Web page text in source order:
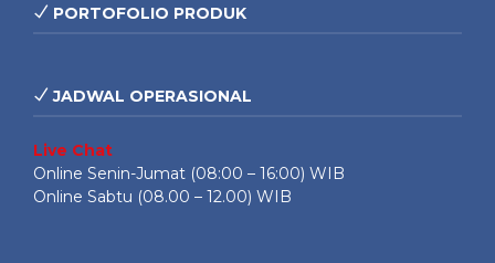
PORTOFOLIO PRODUK
JADWAL OPERASIONAL
Live Chat
Online Senin-Jumat (08:00 – 16:00) WIB
Online Sabtu (08.00 – 12.00) WIB